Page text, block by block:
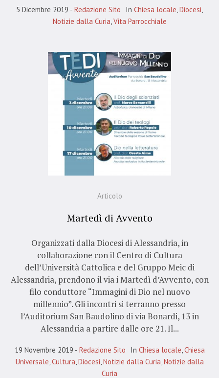
5 Dicembre 2019 Redazione Sito In Chiesa locale Diocesi
Notizie dalla Curia Vita Parrocchiale
Articolo
Martedì di Avvento
Organizzati dalla Diocesi di Alessandria, in
collaborazione con il Centro di Cultura
dell’Università Cattolica e del Gruppo Meic di
Alessandria, prendono il via i Martedì d’Avvento, con
filo conduttore “Immagini di Dio nel nuovo
millennio”. Gli incontri si terranno presso
l’Auditorium San Baudolino di via Bonardi, 13 in
Alessandria a partire dalle ore 21. Il...
19 Novembre 2019 Redazione Sito In Chiesa locale Chiesa
Universale Cultura Diocesi Notizie dalla Curia Notizie dalla
Curia